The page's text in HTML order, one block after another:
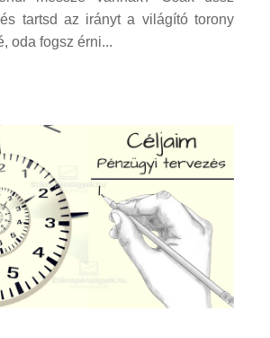
tartsd az irányt a világító torony
oda fogsz érni...